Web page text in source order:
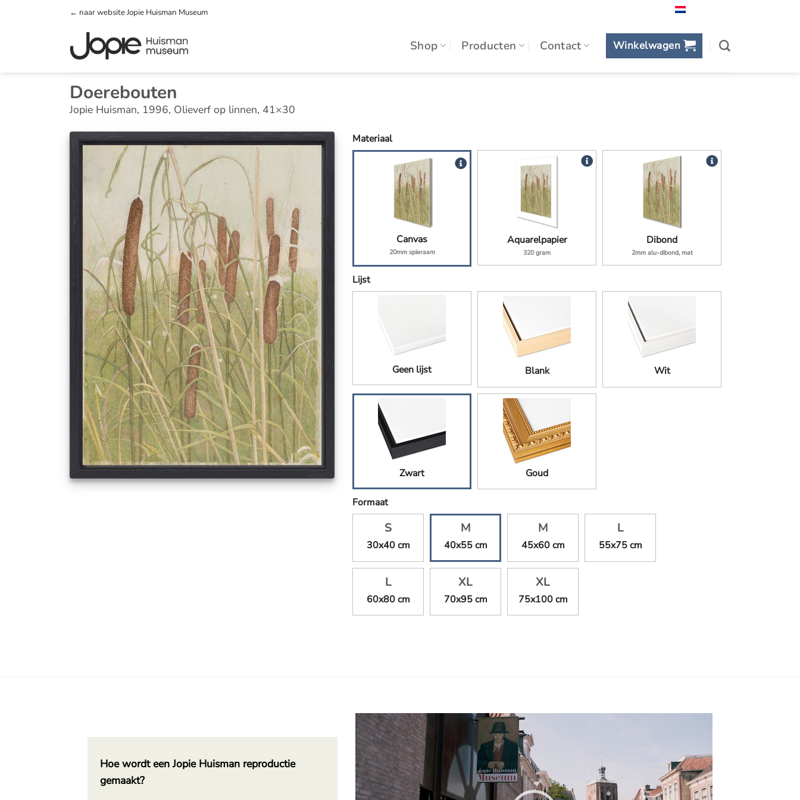
← naar website Jopie Huisman Museum
Shop Producten Contact Winkelwagen
Doerebouten
Jopie Huisman, 1996, Olieverf op linnen, 41×30
Materiaal
Canvas
20mm spieraam
Aquarelpapier
320 gram
Dibond
2mm alu-dibond, mat
Lijst
Geen lijst Blank Wit
Zwart Goud
Formaat
S
30x40 cm
M
40x55 cm
M
45x60 cm
L
55x75 cm
L
60x80 cm
XL
70x95 cm
XL
75x100 cm
Hoe wordt een Jopie Huisman reproductie
gemaakt?
Videospeler